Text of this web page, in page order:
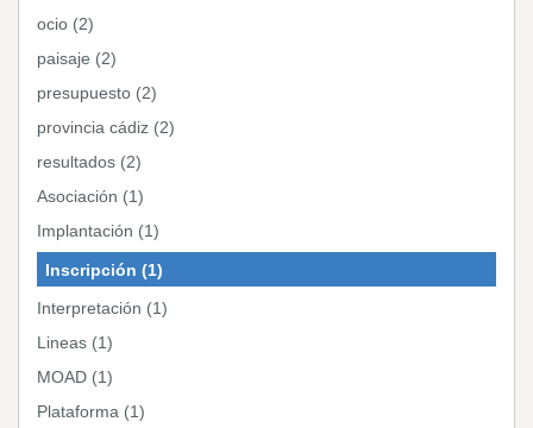
ocio (2)
paisaje (2)
presupuesto (2)
provincia cádiz (2)
resultados (2)
Asociación (1)
Implantación (1)
Inscripción (1)
Interpretación (1)
Lineas (1)
MOAD (1)
Plataforma (1)